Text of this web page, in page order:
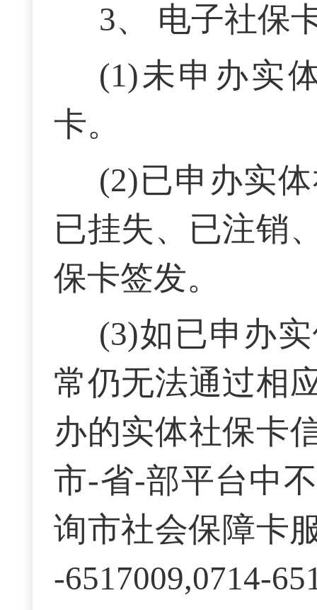
3、
电子社保
(1)未申办实
卡。
(2)已申办实
已挂失、已注销
保卡签发。
(3)如已申办
常仍无法通过相
办的实体社保卡
市-省-部平台中
询市社会保障卡
-6517009,0714-